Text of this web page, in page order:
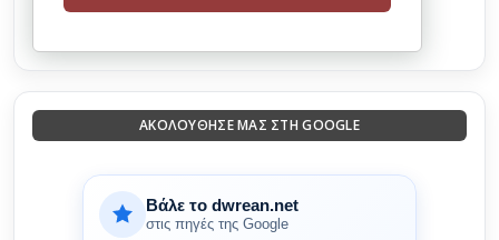
ΑΚΟΛΟΎΘΗΣΈ ΜΑΣ ΣΤΗ GOOGLE
Βάλε το dwrean.net
στις πηγές της Google